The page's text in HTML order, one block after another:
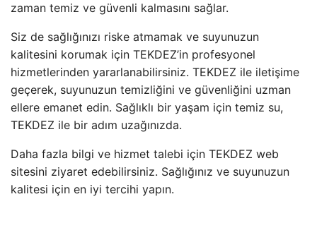
zaman temiz ve güvenli kalmasını sağlar.
Siz de sağlığınızı riske atmamak ve suyunuzun
kalitesini korumak için TEKDEZ’in profesyonel
hizmetlerinden yararlanabilirsiniz. TEKDEZ ile iletişime
geçerek, suyunuzun temizliğini ve güvenliğini uzman
ellere emanet edin. Sağlıklı bir yaşam için temiz su,
TEKDEZ ile bir adım uzağınızda.
Daha fazla bilgi ve hizmet talebi için TEKDEZ web
sitesini ziyaret edebilirsiniz. Sağlığınız ve suyunuzun
kalitesi için en iyi tercihi yapın.